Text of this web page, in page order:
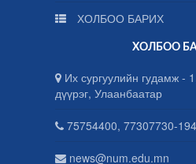
ХОЛБОО БАРИХ
ХОЛБОО
Их сургуулийн гудамж -
дүүрэг, Улаанбаатар
75754400, 77307730-
news@num.edu.mn